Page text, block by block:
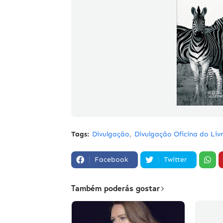
Tags: Divulgação Divulgação Oficina do
Facebook Twitter
Também poderás gostar